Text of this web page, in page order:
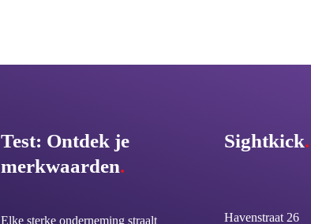
Test: Ontdek je
merkwaarden.
Elke sterke onderneming straalt
Sightkick.
Havenstraat 26